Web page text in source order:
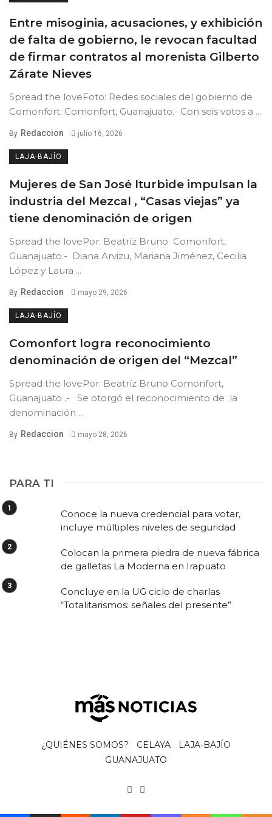
Entre misoginia, acusaciones, y exhibición
de falta de gobierno, le revocan facultad
de firmar contratos al morenista Gilberto
Zárate Nieves
Spread the loveFoto: Redes sociales del gobierno de
Comonfort. Comonfort, Guanajuato.- Con seis votos a ...
By Redaccion julio 16, 2026
LAJA-BAJÍO
Mujeres de San José Iturbide impulsan la
industria del Mezcal , “Casas viejas” ya
tiene denominación de origen
Spread the lovePor: Beatríz Bruno Comonfort,
Guanajuato.- Diana Arvizu, Mariana Jiménez, Cecilia
López y Laura ...
By Redaccion mayo 29, 2026
LAJA-BAJÍO
Comonfort logra reconocimiento
denominación de origen del “Mezcal”
Spread the lovePor: Beatríz Bruno Comonfort,
Guanajuato .- Se otorgó el reconocimiento de la
denominación ...
By Redaccion mayo 28, 2026
PARA TI
Conoce la nueva credencial para votar,
incluye múltiples niveles de seguridad
Colocan la primera piedra de nueva fábrica
de galletas La Moderna en Irapuato
Concluye en la UG ciclo de charlas
“Totalitarismos: señales del presente”
¿QUIÉNES SOMOS? CELAYA
LAJA-BAJÍO
GUANAJUATO